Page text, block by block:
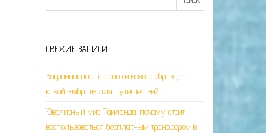
СВЕЖИЕ ЗАПИСИ
Загранпаспорт старого и нового образца:
какой выбрать для путешествий
Ювелирный мир Таиланда: почему стоит
воспользоваться бесплатным трансфером в